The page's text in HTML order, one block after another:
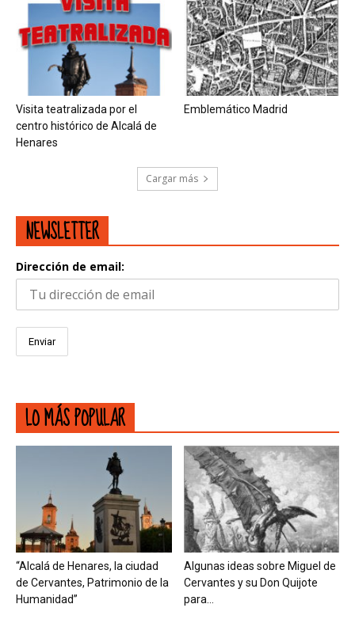
Visita teatralizada por el
centro histórico de Alcalá de
Henares
Emblemático Madrid
Cargar más
NEWSLETTER
Dirección de email:
LO MÁS POPULAR
“Alcalá de Henares, la ciudad
de Cervantes, Patrimonio de la
Humanidad”
Algunas ideas sobre Miguel de
Cervantes y su Don Quijote
para...